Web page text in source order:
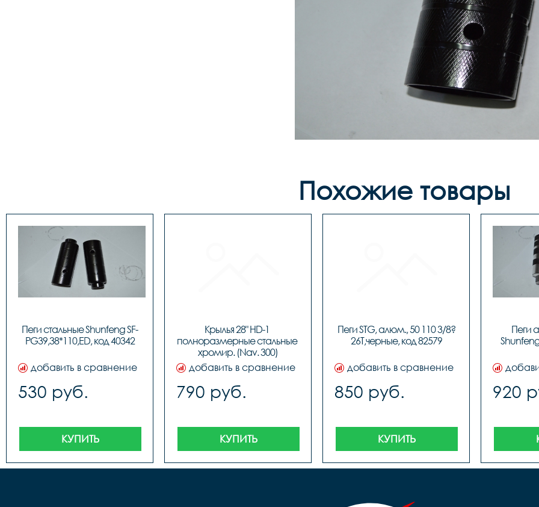
Похожие товары
Пеги стальные Shunfeng SF-
PG39,38*110,ED, код 40342
добавить в сравнение
530 руб.
КУПИТЬ
Крылья 28" HD-1
полноразмерные стальные
хромир. (Nav. 300)
добавить в сравнение
790 руб.
КУПИТЬ
Пеги STG, алюм., 50 110 3/8?
26T,черные, код 82579
добавить в сравнение
850 руб.
КУПИТЬ
Пеги
920